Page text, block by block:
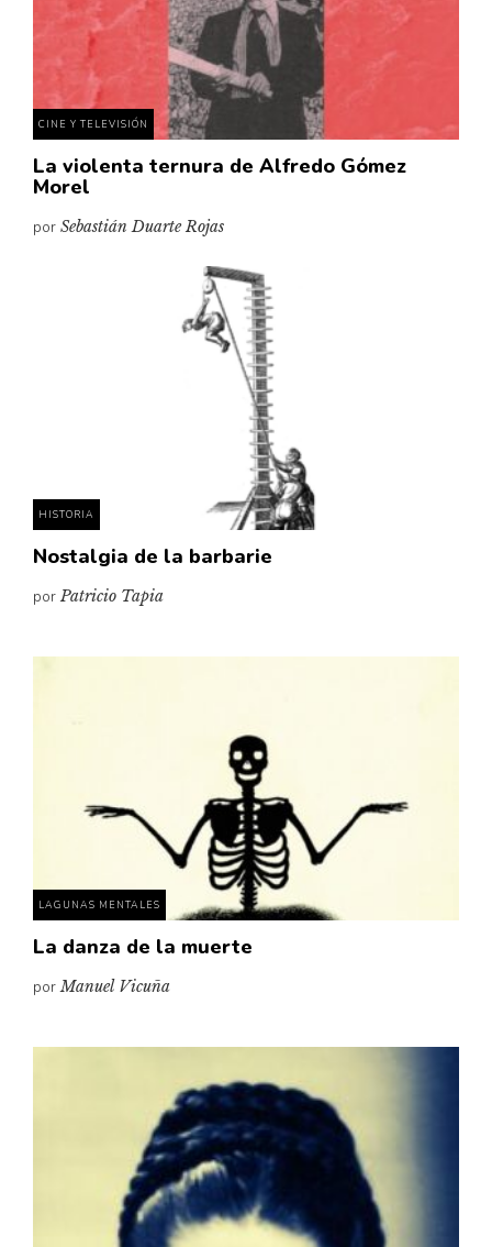
CINE Y TELEVISIÓN
La violenta ternura de Alfredo Gómez
Morel
por Sebastián Duarte Rojas
HISTORIA
Nostalgia de la barbarie
porPatricio Tapia
LAGUNAS MENTALES
La danza de la muerte
porManuel Vicuña